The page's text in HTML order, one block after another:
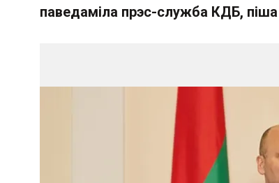
паведаміла прэс-служба КДБ, піша